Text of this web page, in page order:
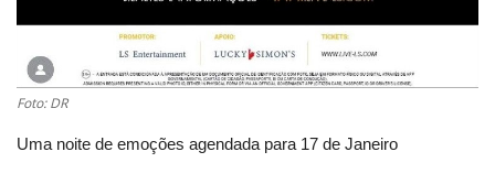
Foto: DR
Uma noite de emoções agendada para 17 de Janeiro